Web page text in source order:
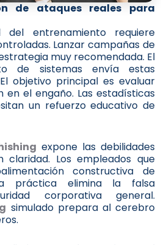
de ataques reales para
del entrenamiento requiere
Lanzar campañas de
muy recomendada. El
de sistemas envía estas
objetivo principal es evaluar
en el engaño. Las estadísticas
un refuerzo educativo de
expone las debilidades
claridad. Los empleados que
constructiva de
práctica elimina la falsa
corporativa general.
simulado prepara al cerebro